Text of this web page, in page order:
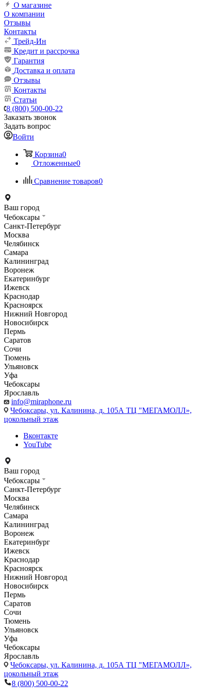
О магазине
О компании
Отзывы
Контакты
Трейд-Ин
Кредит и рассрочка
Гарантия
Доставка и оплата
Отзывы
Контакты
Статьи
8 (800) 500-00-22
Заказать звонок
Задать вопрос
Войти
Корзина0
Отложенные0
Сравнение товаров0
Ваш город
Чебоксары
Санкт-Петербург
Москва
Челябинск
Самара
Калининград
Воронеж
Екатеринбург
Ижевск
Краснодар
Красноярск
Нижний Новгород
Новосибирск
Пермь
Саратов
Сочи
Тюмень
Ульяновск
Уфа
Чебоксары
Ярославль
info@miraphone.ru
Чебоксары, ул. Калинина, д. 105А ТЦ "МЕГАМОЛЛ»,
цокольный этаж
Вконтакте
YouTube
Ваш город
Чебоксары
Санкт-Петербург
Москва
Челябинск
Самара
Калининград
Воронеж
Екатеринбург
Ижевск
Краснодар
Красноярск
Нижний Новгород
Новосибирск
Пермь
Саратов
Сочи
Тюмень
Ульяновск
Уфа
Чебоксары
Ярославль
Чебоксары, ул. Калинина, д. 105А ТЦ "МЕГАМОЛЛ»,
цокольный этаж
8 (800) 500-00-22